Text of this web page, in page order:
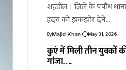
शहडोल । जिले के पपौंध थाना
ह्रदय को झकझोर देने…
ByMajid Khan May 31, 2026
कुएं में मिली तीन युवकों
गांजा….